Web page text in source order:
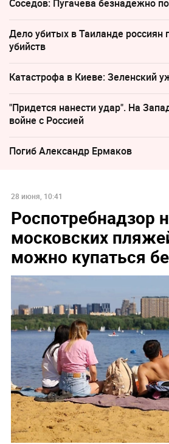
Соседов: Пугачева безнадежно
Дело убитых в Таиланде россиян
убийств
Катастрофа в Киеве: Зеленский
"Придется нанести удар". На
войне с Россией
Погиб Александр Ермаков
28 июня, 10:41
Роспотребнадзор
московских
можно купаться